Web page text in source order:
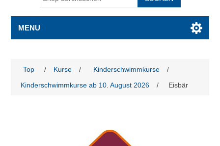
MENU
Top / Kurse / Kinderschwimmkurse
/
Kinderschwimmkurse ab 10. August 2026
/ Eisbär